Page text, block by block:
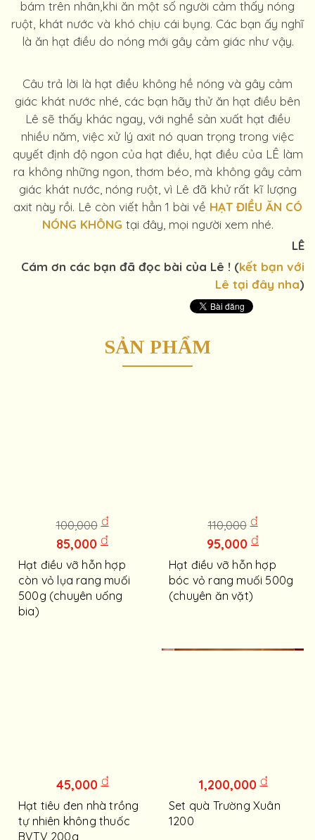
bám trên nhân,khi ăn một số người cảm thấy nóng
ruột, khát nước và khó chịu cái bụng. Các bạn ấy nghĩ
là ăn hạt điều do nóng mới gây cảm giác như vậy.
Câu trả lời là hạt điều không hề nóng và gây cảm
giác khát nước nhé, các bạn hãy thử ăn hạt điều bên
Lê sẽ thấy khác ngay, với nghề sản xuất hạt điều
nhiều năm, việc xử lý axit nó quan trọng trong việc
quyết định độ ngon của hạt điều, hạt điều của LÊ làm
ra không những ngon, thơm béo, mà không gây cảm
giác khát nước, nóng ruột, vì Lê đã khử rất kĩ lượng
axit này rồi. Lê còn viết hẳn 1 bài về HẠT ĐIỀU ĂN CÓ
NÓNG KHÔNG tại đây, mọi người xem nhé.
LÊ
Cám ơn các bạn đã đọc bài của Lê ! (kết bạn với
Lê tại đây nha)
SẢN PHẨM
100,000 đ
85,000 đ
Hạt điều vỡ hỗn hợp
còn vỏ lụa rang muối
500g (chuyên uống
bia)
110,000 đ
95,000 đ
Hạt điều vỡ hỗn hợp
bóc vỏ rang muối 500g
(chuyên ăn vặt)
45,000 đ
Hạt tiêu đen nhà trồng
tự nhiên không thuốc
BVTV 200g
1,200,000 đ
Set quà Trường Xuân
1200